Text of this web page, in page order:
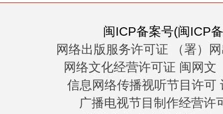
闽ICP备案号(闽ICP
网络出版服务许可证 （署）
网络文化经营许可证 闽网文
信息网络传播视听节目许可
广播电视节目制作经营许